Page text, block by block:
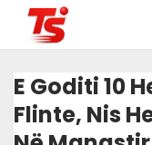
E Goditi 10
Flinte, Nis